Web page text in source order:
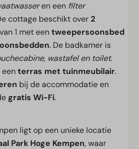
en een filter
cottage beschikt over2
1 met eentweepersoonsbed
. De badkamer is
wastafel en toilet.
eenterras met tuinmeubilair.
bij de accommodatie en
gratis Wi-Fi.
ligt op een unieke locatie
Park Hoge Kempen, waar